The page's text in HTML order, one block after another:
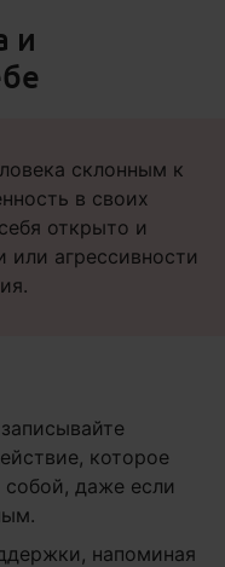
и
склонным к
в своих
открыто и
или агрессивности
которое
даже если
напоминая